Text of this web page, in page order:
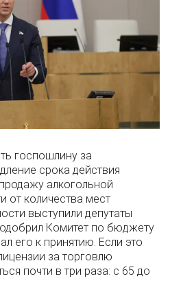
госпошлину за
срока действия
алкогольной
от количества мест
выступили депутаты
Комитет по бюджету
его к принятию. Если это
за торговлю
почти в три раза: с 65 до